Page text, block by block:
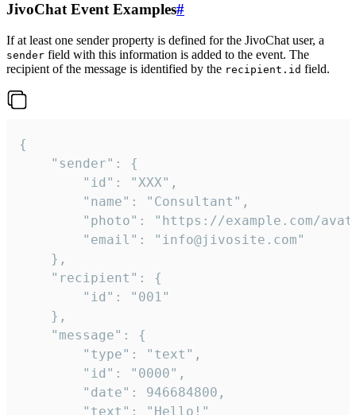
JivoChat Event Examples#
If at least one sender property is defined for the JivoChat user, a
sender field with this information is added to the event. The
recipient of the message is identified by the recipient.id field.
{